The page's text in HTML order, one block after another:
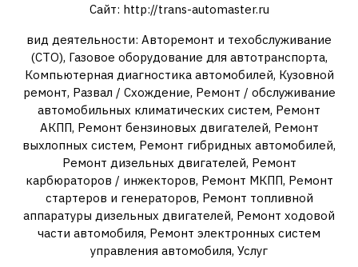
Сайт: http://trans-automaster.ru
вид деятельности: Авторемонт и техобслуживание
(СТО), Газовое оборудование для автотранспорта,
Компьютерная диагностика автомобилей, Кузовной
ремонт, Развал / Схождение, Ремонт / обслуживание
автомобильных климатических систем, Ремонт
АКПП, Ремонт бензиновых двигателей, Ремонт
выхлопных систем, Ремонт гибридных автомобилей,
Ремонт дизельных двигателей, Ремонт
карбюраторов / инжекторов, Ремонт МКПП, Ремонт
стартеров и генераторов, Ремонт топливной
аппаратуры дизельных двигателей, Ремонт ходовой
части автомобиля, Ремонт электронных систем
управления автомобиля, Услуг